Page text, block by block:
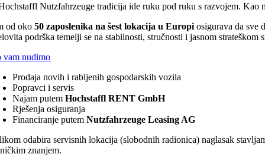
Nutzfahrzeuge tradicija ide ruku pod ruku s razvojem. Kao
od oko50 zaposlenika na šest lokacija u Europi osigurava da sve
podrška temelji se na stabilnosti, stručnosti i jasnom strateškom
vam nudimo
Prodaja novih i rabljenih gospodarskih vozila
Popravci i servis
Najam putemHochstaffl RENT GmbH
Rješenja osiguranja
Financiranje putemNutzfahrzeuge Leasing AG
odabira servisnih lokacija (slobodnih radionica) naglasak
znanjem.